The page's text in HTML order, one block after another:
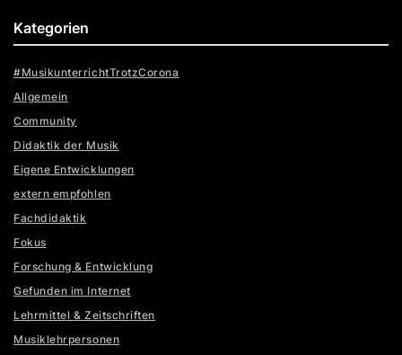
Kategorien
#MusikunterrichtTrotzCorona
Allgemein
Community
Didaktik der Musik
Eigene Entwicklungen
extern empfohlen
Fachdidaktik
Fokus
Forschung & Entwicklung
Gefunden im Internet
Lehrmittel & Zeitschriften
Musiklehrpersonen